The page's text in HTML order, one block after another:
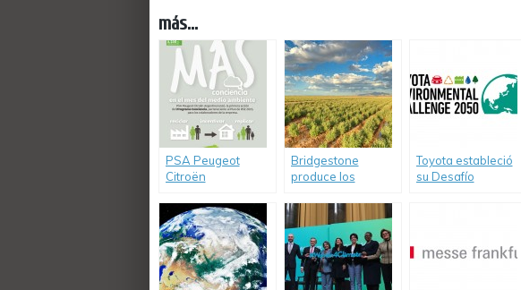
más...
PSA Peugeot
Citroën
el medio ambiente
Bridgestone
produce los
neumáticos de
caucho natural
Toyota estableció
su Desafío